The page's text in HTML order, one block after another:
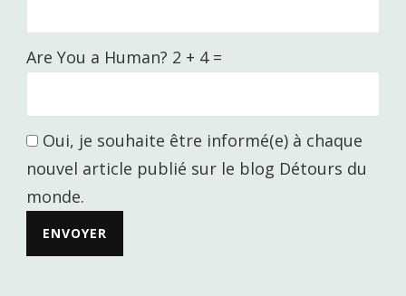
Are You a Human? 2 + 4 =
Oui, je souhaite être informé(e) à chaque
nouvel article publié sur le blog Détours du
monde.